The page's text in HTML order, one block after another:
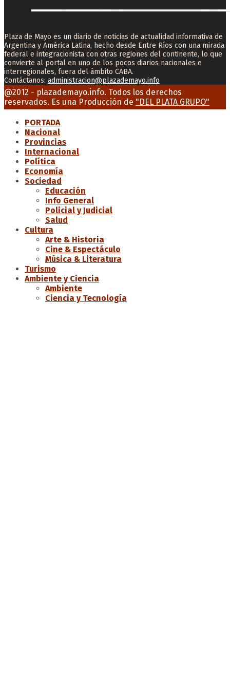
Plaza de Mayo es un diario de noticias de actualidad informativa de
Argentina y América Latina, hecho desde Entre Ríos con una mirada
federal e integracionista con otras regiones del continente, lo que
convierte al portal en uno de los pocos diarios nacionales e
interregionales, fuera del ámbito CABA.
Contáctanos: administracion@plazademayo.info
Facebook
Twitter
Instagram
Youtube
Email
@2012 - plazademayo.info. Todos los derechos
reservados. Es una Producción de "DEL PLATA GRUPO"
PORTADA
Nacional
Provincias
Internacional
Política
Economía
Sociedad
Educación
Info General
Policial y Judicial
Salud
Cultura
Arte & Historia
Cine & Espectáculo
Música & Literatura
Turismo
Ambiente y Ciencia
Ambiente
Ciencia y Tecnología